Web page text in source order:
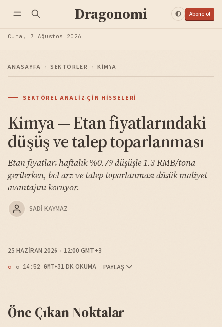
Dragonomi Abone ol
Cuma, 7 Ağustos 2026
ANASAYFA › SEKTÖRLER › KIMYA
SEKTÖREL ANALIZ·ÇIN HISSELERI
Kimya — Etan fiyatlarındaki
düşüş ve talep toparlanması
Etan fiyatları haftalık %0.79 düşüşle 1.3 RMB/tona
gerilerken, bol arz ve talep toparlanması düşük maliyet
avantajını koruyor.
SADI KAYMAZ
25 HAZIRAN 2026 12:00 GMT+3
↻ 14:52 GMT+31 DK OKUMA PAYLAŞ
Öne Çıkan Noktalar